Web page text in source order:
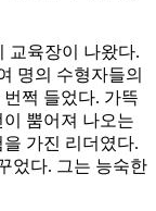
교육장이 나왔다.
명의 수형자들의
쩍 들었다. 가뜩
뿜어져 나오는
가진 리더였다.
었다. 그는 능숙한